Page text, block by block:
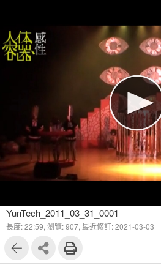
YunTech_2011_03_31_0001
長度: 22:59, 瀏覽: 907, 最近修訂: 2021-03-03